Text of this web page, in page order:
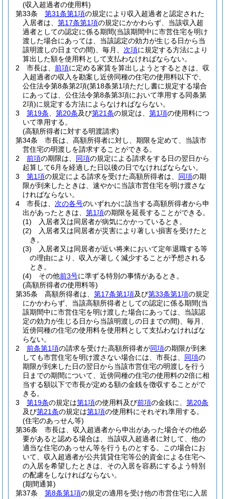
(収入超過者の使用料)
第33条
第31条第1項の規定により収入超過者と認定された
入居者は、 第17条第1項の規定にかかわらず、当該収入超
過者としての認定に係る期間(当該期間中に市営住宅を明け
渡した場合にあっては、当該認定の効力が生じる日から当
該明渡しの日までの間) 、毎月、 次項に規定する方法により
算出した額を使用料として支払わなければならない。
2
市長は、 前項に定める家賃を算出しようとするときは、収
入超過者の収入を勘案し近傍同種の住宅の使用料以下で、
公住法令第8条第2項(第18条第1項ただし書に規定する場合
にあっては、公住法令第8条第3項において準用する同条第
2項)に規定する方法によらなければならない。
3
第19条 第20条及び第21条の規定は、 第1項の使用料につ
いて準用する。
(高額所得者に対する明渡請求)
第34条
市長は、高額所得者に対し、期限を定めて、当該市
営住宅の明渡しを請求することができる。
2
前項の期限は、 同項の規定による請求をする日の翌日から
起算して6月を経過した日以後の日でなければならない。
3
第1項の規定による請求を受けた高額所得者は、 同項の期
限が到来したときは、速やかに当該市営住宅を明け渡さな
ければならない。
4
市長は、 次の各号のいずれかに該当する高額所得者から申
出があったときは、 第1項の期限を延長することができる。
(1)
入居者又は同居者が病気にかかっているとき。
(2)
入居者又は同居者が災害により著しい損害を受けたと
き。
(3)
入居者又は同居者が近い将来において定年退職する等
の理由により、収入が著しく減少することが予想される
とき。
(4)
その他前3号に準ずる特別の事情があるとき。
(高額所得者の使用料等)
第35条
高額所得者は、 第17条第1項及び第33条第1項の規定
にかかわらず、当該高額所得者としての認定に係る期間(当
該期間中に市営住宅を明け渡した場合にあっては、当該認
定の効力が生じる日から当該明渡しの日までの間) 、毎月、
近傍同種の住宅の使用料を使用料として支払わなければな
らない。
2
前条第1項の請求を受けた高額所得者が同項の期限が到来
しても市営住宅を明け渡さない場合には、市長は、 同項の
期限が到来した日の翌日から当該市営住宅の明渡しを行う
日までの期間について、近傍同種の住宅の使用料の2倍に相
当する額以下で市長が定める額の金銭を徴収することがで
きる。
3
第19条の規定は第1項の使用料及び前項の金銭に、 第20条
及び第21条の規定は第1項の使用料にそれぞれ準用する。
(住宅のあっせん等)
第36条
市長は、収入超過者から申出があった場合その他必
要があると認める場合は、当該収入超過者に対して、他の
適当な住宅のあっせん等を行うものとする。
この場合にお
いて、収入超過者が公共賃貸住宅等公的資金による住宅へ
の入居を希望したときは、その入居を容易にするよう特別
の配慮をしなければならない。
(期間通算)
第37条
第8条第1項の規定の適用を受け他の市営住宅に入居